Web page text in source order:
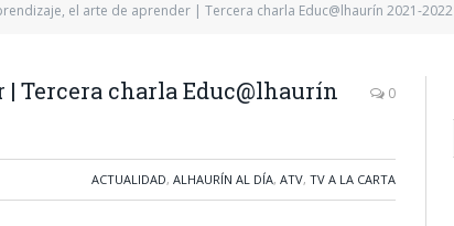
el arte de aprender | Tercera charla Educ@lhaurín 2021-2022
| Tercera charla Educ@lhaurín
0
ACTUALIDAD, ALHAURÍN AL DÍA, ATV, TV A LA CARTA